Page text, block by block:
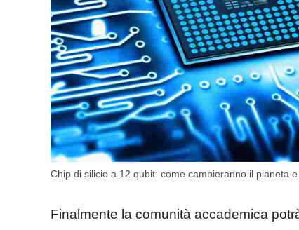
Chip di silicio a 12 qubit: come cambieranno il pianeta
Finalmente la comunità accademica